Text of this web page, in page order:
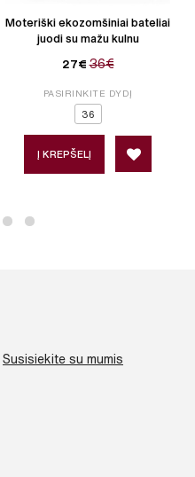
Moteriški ekozomšiniai bateliai
juodi su mažu kulnu
27€ 36€
PASIRINKITE DYDĮ
36
Į KREPŠELĮ
Susisiekite su mumis